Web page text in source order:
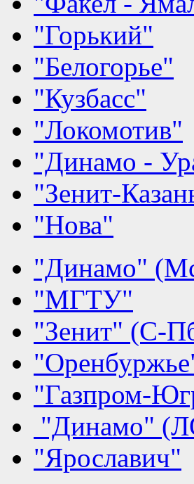
"Горький"
"Белогорье"
"Кузбасс"
"Локомотив"
"Динамо -
"Зенит-
"Нова"
"Динамо"
"МГТУ"
"Зенит" (С-
"Газпром-
"Динамо"
"Ярославич"